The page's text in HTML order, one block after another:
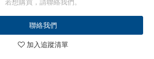
若想購買，請聯絡我們。
聯絡我們
加入追蹤清單